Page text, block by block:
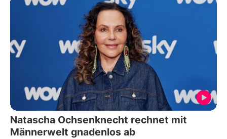
Natascha Ochsenknecht rechnet mit
Männerwelt gnadenlos ab